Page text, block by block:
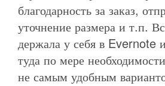
благодарность за заказ,
уточнение размера и т.п.
держала у себя в Evernote
туда по мере
не самым удобным